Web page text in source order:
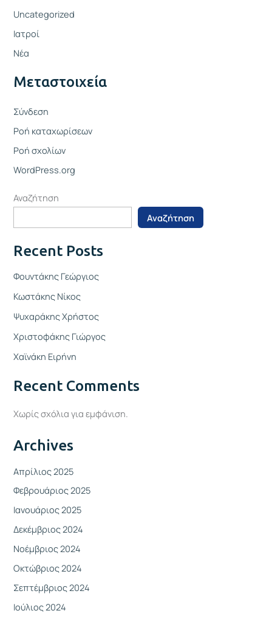
Uncategorized
Ιατροί
Νέα
Μεταστοιχεία
Σύνδεση
Ροή καταχωρίσεων
Ροή σχολίων
WordPress.org
Αναζήτηση
Αναζήτηση
Recent Posts
Φουντάκης Γεώργιος
Κωστάκης Νίκος
Ψυχαράκης Χρήστος
Χριστοφάκης Γιώργος
Χαϊνάκη Ειρήνη
Recent Comments
Χωρίς σχόλια για εμφάνιση.
Archives
Απρίλιος 2025
Φεβρουάριος 2025
Ιανουάριος 2025
Δεκέμβριος 2024
Νοέμβριος 2024
Οκτώβριος 2024
Σεπτέμβριος 2024
Ιούλιος 2024